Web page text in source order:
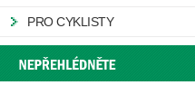
PRO CYKLISTY